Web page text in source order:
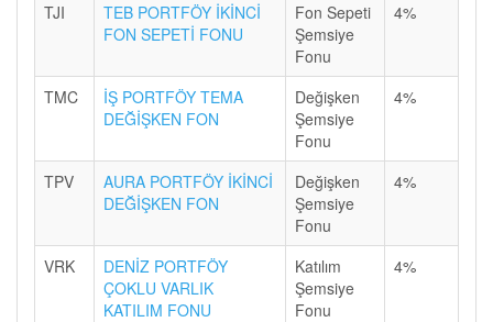
TJI
TEB PORTFÖY İKİNCİ
FON SEPETİ FONU
Fon Sepeti
Şemsiye
Fonu
4%
TMC
İŞ PORTFÖY TEMA
DEĞİŞKEN FON
Değişken
Şemsiye
Fonu
4%
TPV
AURA PORTFÖY İKİNCİ
DEĞİŞKEN FON
Değişken
Şemsiye
Fonu
4%
VRK
DENİZ PORTFÖY
ÇOKLU VARLIK
KATILIM FONU
Katılım
Şemsiye
Fonu
4%